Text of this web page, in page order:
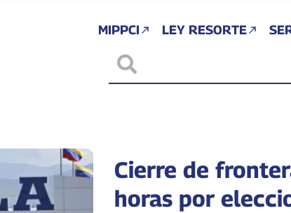
MIPPCI LEY RESORTE
Cierre de
horas por